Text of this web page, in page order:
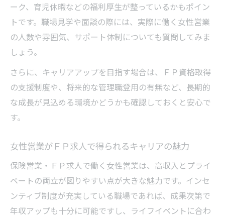
ーク、育児休暇などの福利厚生が整っているかもポイン
トです。職場見学や面談の際には、実際に働く女性営業
の人数や雰囲気、サポート体制についても質問してみま
しょう。
さらに、キャリアアップを目指す場合は、ＦＰ資格取得
の支援制度や、将来的な管理職登用の有無など、長期的
な成長が見込める環境かどうかも確認しておくと安心で
す。
女性営業がＦＰ求人で得られるキャリアの魅力
保険営業・ＦＰ求人で働く女性営業は、高収入とプライ
ベートの両立が図りやすい点が大きな魅力です。インセ
ンティブ制度が充実している職場であれば、成果次第で
年収アップも十分に可能ですし、ライフイベントに合わ